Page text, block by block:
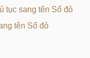
tục sang tên Sổ đỏ
tên Sổ đỏ